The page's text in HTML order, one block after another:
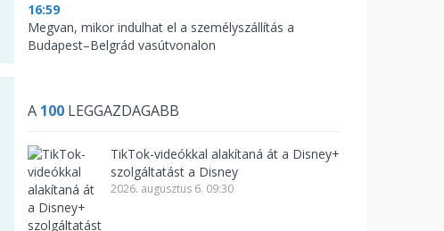
16:59
Megvan, mikor indulhat el a személyszállítás a
Budapest–Belgrád vasútvonalon
A 100 LEGGAZDAGABB
TikTok-videókkal alakítaná át a Disney+
szolgáltatást a Disney
2026. augusztus 6. 09:30